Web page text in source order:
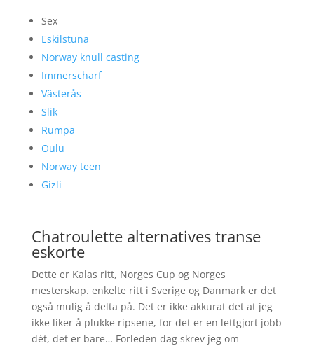
Sex
Eskilstuna
Norway knull casting
Immerscharf
Västerås
Slik
Rumpa
Oulu
Norway teen
Gizli
Chatroulette alternatives transe
eskorte
Dette er Kalas ritt, Norges Cup og Norges
mesterskap. enkelte ritt i Sverige og Danmark er det
også mulig å delta på. Det er ikke akkurat det at jeg
ikke liker å plukke ripsene, for det er en lettgjort jobb
dét, det er bare… Forleden dag skrev jeg om